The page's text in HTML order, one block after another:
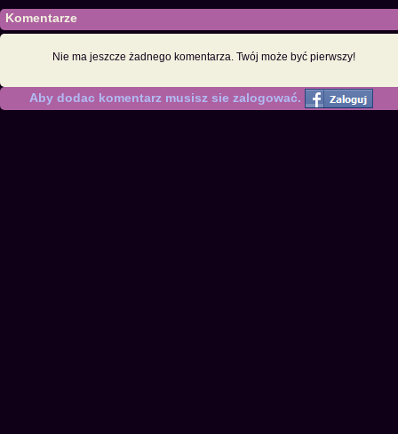
Komentarze
Nie ma jeszcze żadnego komentarza. Twój może być pierwszy!
Aby dodac komentarz musisz sie zalogować.